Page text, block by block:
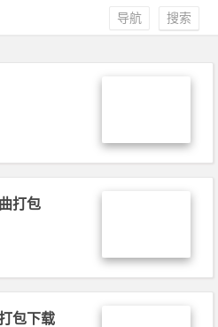
搜索
导航
打包
包下载